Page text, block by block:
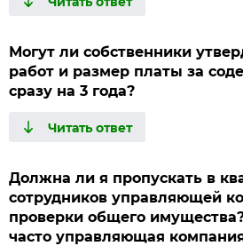
Могут ли собственники
работ и размер платы за
сразу на 3 года?
Должна ли я пропускать в
сотрудников управляющей
проверки общего
часто управляющая